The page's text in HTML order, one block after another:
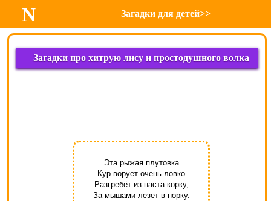
N Загадки для детей>>
Загадки про хитрую лису и простодушного волка
Эта рыжая плутовка
Кур ворует очень ловко
Разгребёт из наста корку,
За мышами лезет в норку.